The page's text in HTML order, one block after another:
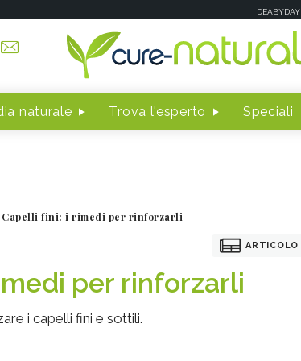
DEABYDAY
naturale Trova l'esperto Speciali
Capelli fini: i rimedi per rinforzarli
ARTICOLO
per rinforzarli
i capelli fini e sottili.